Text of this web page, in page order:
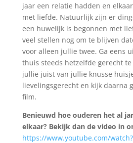
jaar een relatie hadden en
met liefde. Natuurlijk zijn er
een huwelijk is begonnen met
veel stellen nog om te blijven
voor alleen jullie twee. Ga eens
thuis steeds hetzelfde gerecht
jullie juist van jullie knusse
lievelingsgerecht en kijk daarna
film.
Benieuwd hoe ouderen het al
elkaar? Bekijk dan de video in
https://www.youtube.com/